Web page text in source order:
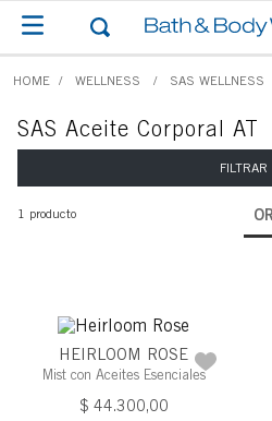
WELLNESS SAS WELLNESS
SAS Aceite Corporal AT
FILTRAR
1 producto
HEIRLOOM ROSE
Mist con Aceites Esenciales
$ 44.300,00